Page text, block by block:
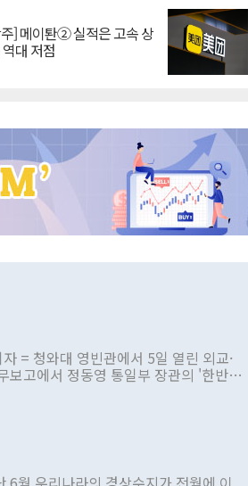
] 메이퇀② 실적은 고속 상
대 저점
= 청와대 영빈관에서 5일 열린 외교·
보고에서 정동영 통일부 장관의 '한반도
은 사안을 정책으로 추진하겠다고 공
'이라는 비판을 내놨다. 그동안 정 장
빚은 적은 여러 번 있지만 대통령과 유